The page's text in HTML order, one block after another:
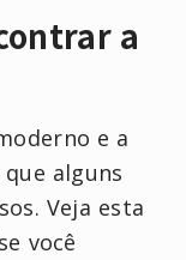
a
e a
alguns
Veja esta
você